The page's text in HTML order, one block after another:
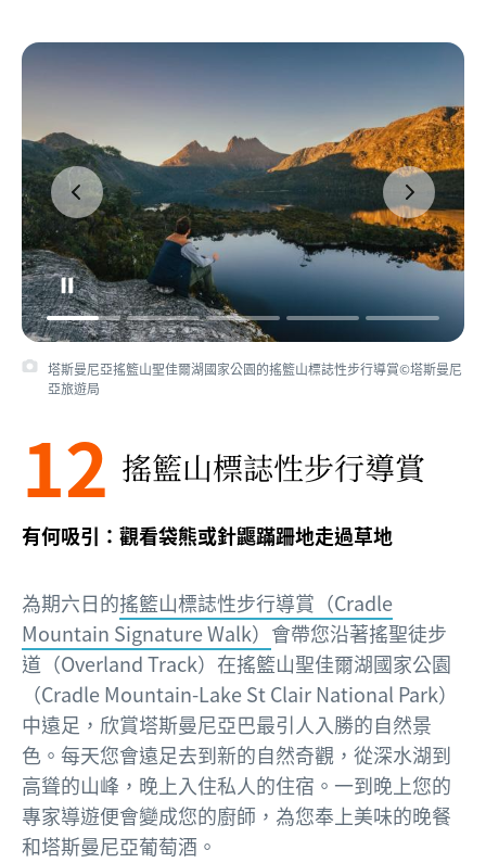
塔斯曼尼亞搖籃山聖佳爾湖國家公園的搖籃山標誌性步行導賞©塔斯曼尼
亞旅遊局
12 搖籃山標誌性步行導賞
有何吸引：觀看袋熊或針鼴蹣跚地走過草地
為期六日的搖籃山標誌性步行導賞（Cradle
Mountain Signature Walk） 會帶您沿著搖聖徒步
道（Overland Track）在搖籃山聖佳爾湖國家公園
（Cradle Mountain-Lake St Clair National Park）
中遠足，欣賞塔斯曼尼亞巴最引人入勝的自然景
色。每天您會遠足去到新的自然奇觀，從深水湖到
高聳的山峰，晚上入住私人的住宿。一到晚上您的
專家導遊便會變成您的廚師，為您奉上美味的晚餐
和塔斯曼尼亞葡萄酒。